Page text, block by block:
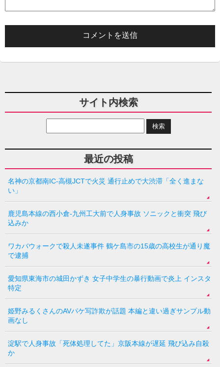
サイト内検索
最近の投稿
名神の京都南IC-高槻JCTで火災 通行止めで大渋滞「全く進まな
い」
鹿児島本線の西小倉-九州工大前で人身事故 ソニックと衝突 飛び
込みか
ワカバウォークで殺人未遂事件 鶴ケ島市の15歳の高校生が通り魔
で逮捕
愛知県東海市の城田かずき 女子中学生の暴行動画で炎上 インスタ
特定
姫野みるくさんのAVパケ写詐欺が話題 本編と違い過ぎサンプル動
画なし
淀駅で人身事故「死体処理してた」京阪本線が遅延 飛び込み自殺
か